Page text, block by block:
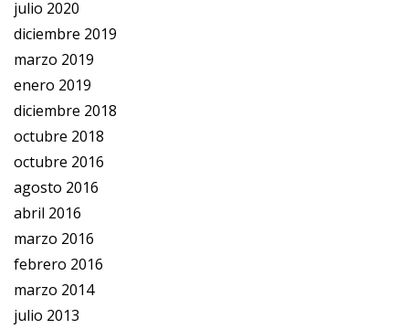
julio 2020
diciembre 2019
marzo 2019
enero 2019
diciembre 2018
octubre 2018
octubre 2016
agosto 2016
abril 2016
marzo 2016
febrero 2016
marzo 2014
julio 2013